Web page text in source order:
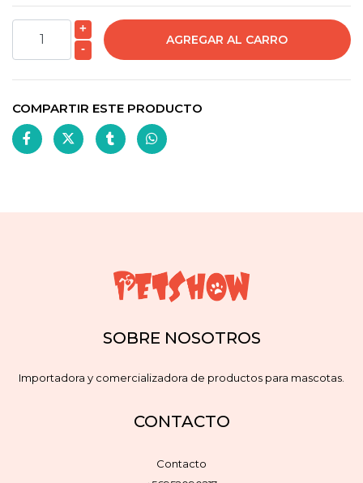
+
-
COMPARTIR ESTE PRODUCTO
SOBRE NOSOTROS
Importadora y comercializadora de productos para mascotas.
CONTACTO
Contacto